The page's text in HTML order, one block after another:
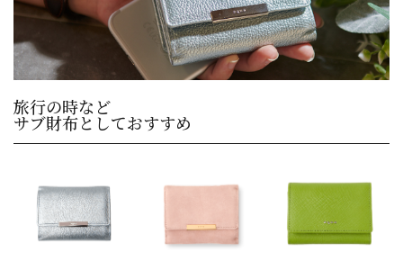
旅行の時など
サブ財布としておすすめ